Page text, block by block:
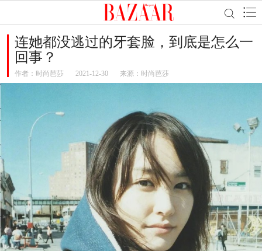
连她都没逃过的牙套脸，到底是怎么一
回事？
作者： 时尚芭莎 2021-12-30 来源：时尚芭莎